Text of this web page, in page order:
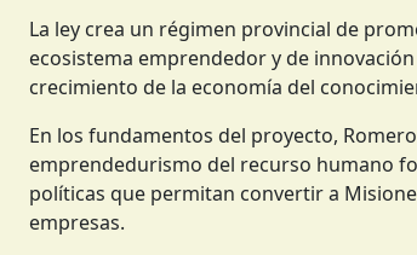
La ley crea un régimen provincial de
ecosistema emprendedor y de
crecimiento de la economía del
En los fundamentos del proyecto,
emprendedurismo del recurso humano
políticas que permitan convertir a
empresas.